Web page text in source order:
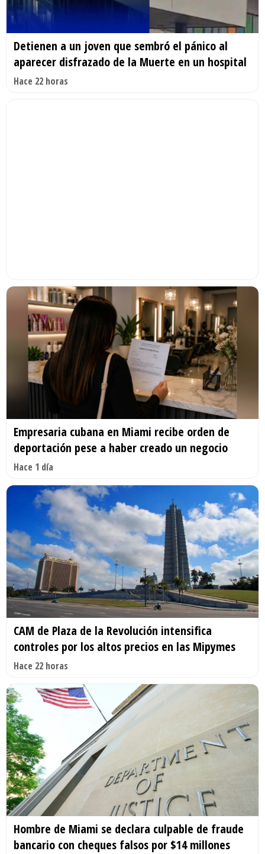
Detienen a un joven que sembró el pánico al
aparecer disfrazado de la Muerte en un hospital
Hace 22 horas
Empresaria cubana en Miami recibe orden de
deportación pese a haber creado un negocio
Hace 1 día
CAM de Plaza de la Revolución intensifica
controles por los altos precios en las Mipymes
Hace 22 horas
Hombre de Miami se declara culpable de fraude
bancario con cheques falsos por $14 millones